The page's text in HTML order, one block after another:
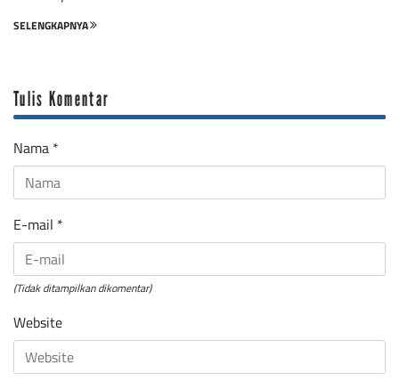
SELENGKAPNYA
Tulis Komentar
Nama *
E-mail *
(Tidak ditampilkan dikomentar)
Website